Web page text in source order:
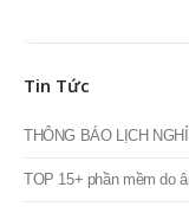
Tin Tức
THÔNG BÁO LỊCH
TOP 15+ phần mềm do